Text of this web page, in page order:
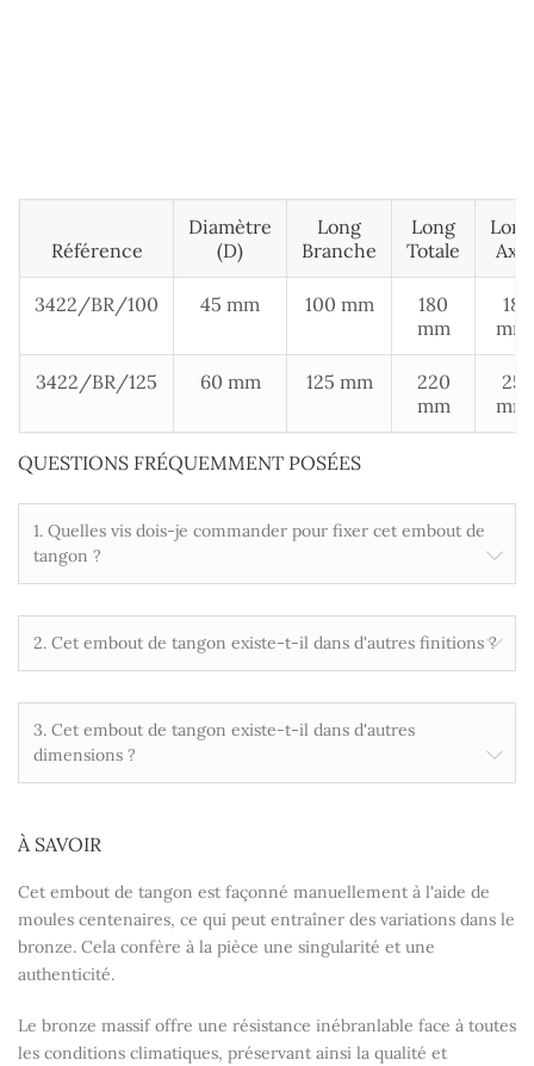
Référence
Diamètre
(D)
Long
Branche
Long
Totale
Long
Axe
3422/BR/100 45 mm 100 mm
180
mm
18
mm
3422/BR/125 60 mm 125 mm
220
mm
25
mm
QUESTIONS FRÉQUEMMENT POSÉES
1. Quelles vis dois-je commander pour fixer cet embout de
tangon ?
2. Cet embout de tangon existe-t-il dans d'autres finitions ?
3. Cet embout de tangon existe-t-il dans d'autres
dimensions ?
À SAVOIR
Cet embout de tangon est façonné manuellement à l'aide de
moules centenaires, ce qui peut entraîner des variations dans le
bronze. Cela confère à la pièce une singularité et une
authenticité.
Le bronze massif offre une résistance inébranlable face à toutes
les conditions climatiques, préservant ainsi la qualité et